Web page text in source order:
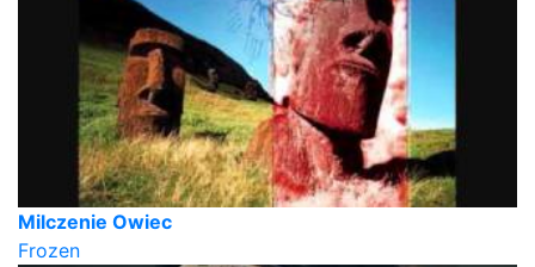
Milczenie Owiec
Frozen